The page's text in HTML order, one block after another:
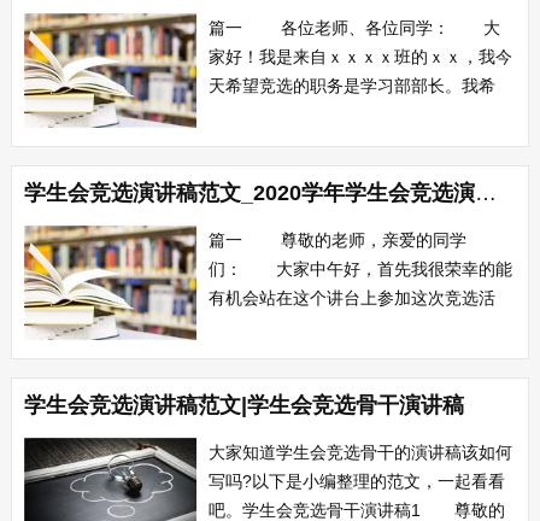
明讲解，使人相信并跟着行动。宣传部是
学生会的...
篇一 各位老师、各位同学： 大
家好！我是来自ｘｘｘｘ班的ｘｘ，我今
天希望竞选的职务是学习部部长。我希
让我为这个学校大家庭服务。 我充分
地相信，我有足够的能力担当起学习部部
长这个职务。我的各科成绩都很优异，并
且获得过学校和教育局的三好学生和优秀
班干部。我...
学生会竞选演讲稿范文_2020学年学生会竞选演讲稿
篇一 尊敬的老师，亲爱的同学
们： 大家中午好，首先我很荣幸的能
有机会站在这个讲台上参加这次竞选活
11级电信一班的张远远，在过去的一年
里，我一直是体育部干事，而今天我要竞
选的职务就是学生会体育部副部长，然我
很清楚我的竞争对手都是各班经过精挑细
选的精英，实力...
学生会竞选演讲稿范文|学生会竞选骨干演讲稿
大家知道学生会竞选骨干的演讲稿该如何
写吗?以下是小编整理的范文，一起看看
吧。学生会竞选骨干演讲稿1 尊敬的